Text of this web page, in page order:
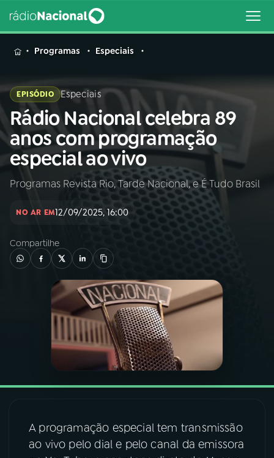
MENU
Buscar
na
Rádio
Nacional
Buscar
AO VIVO
02 A RÁDIO
PROGRAMAÇÃO
PROGRAMAS
05PODCASTS
06VIDEOCASTS
Programas Especiais
EPISÓDIO Especiais
Rádio Nacional celebra 89
anos com programação
especial ao vivo
Programas Revista Rio, Tarde Nacional, e É Tudo Brasil
NO AR EM12/09/2025, 16:00
Compartilhe
A programação especial tem transmissão
ao vivo pelo dial e pelo canal da emissora